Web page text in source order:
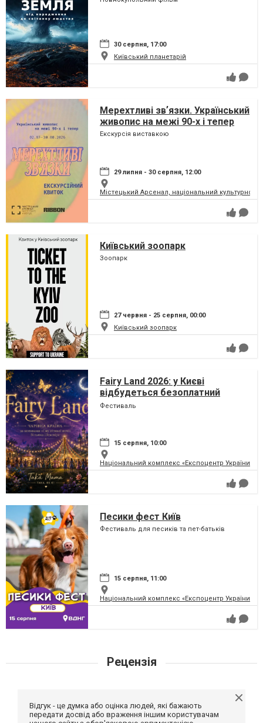
30 серпня, 17:00
Київський планетарій
Мерехтливі звʼязки. Український
живопис на межі 90-х і тепер
Екскурсія виставкою
29 липня - 30 серпня, 12:00
Містецький Арсенал, національний культурно-
Київський зоопарк
Зоопарк
27 червня - 25 серпня, 00:00
Київський зоопарк
Fairy Land 2026: у Києві
відбудеться безоплатний
сімейний фестиваль, який
Фестиваль
15 серпня, 10:00
Національний комплекс «Експоцентр України»
Песики фест Київ
Фестиваль для песиків та пет-батьків
15 серпня, 11:00
Національний комплекс «Експоцентр України»
Рецензія
Відгук - це думка або оцінка людей, які бажають
передати досвід або враження іншим користувачам